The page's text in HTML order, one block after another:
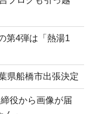
第4弾は「熱湯1
県船橋市出張決定
役から画像が届